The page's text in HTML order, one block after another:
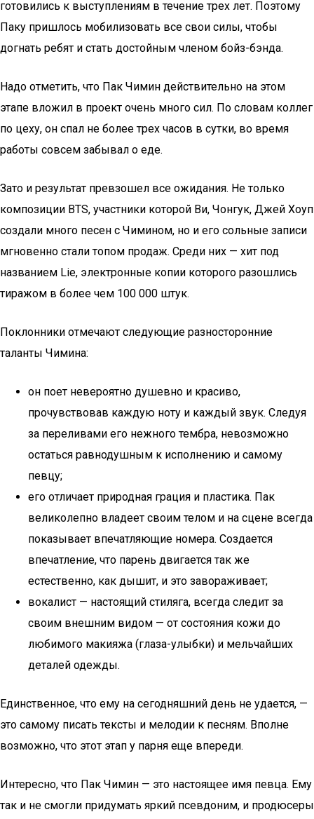
готовились к выступлениям в течение трех лет. Поэтому
Паку пришлось мобилизовать все свои силы, чтобы
догнать ребят и стать достойным членом бойз-бэнда.
Надо отметить, что Пак Чимин действительно на этом
этапе вложил в проект очень много сил. По словам коллег
по цеху, он спал не более трех часов в сутки, во время
работы совсем забывал о еде.
Зато и результат превзошел все ожидания. Не только
композиции BTS, участники которой Ви, Чонгук, Джей Хоуп
создали много песен с Чимином, но и его сольные записи
мгновенно стали топом продаж. Среди них — хит под
названием Lie, электронные копии которого разошлись
тиражом в более чем 100 000 штук.
Поклонники отмечают следующие разносторонние
таланты Чимина:
он поет невероятно душевно и красиво,
прочувствовав каждую ноту и каждый звук. Следуя
за переливами его нежного тембра, невозможно
остаться равнодушным к исполнению и самому
певцу;
его отличает природная грация и пластика. Пак
великолепно владеет своим телом и на сцене всегда
показывает впечатляющие номера. Создается
впечатление, что парень двигается так же
естественно, как дышит, и это завораживает;
вокалист — настоящий стиляга, всегда следит за
своим внешним видом — от состояния кожи до
любимого макияжа (глаза-улыбки) и мельчайших
деталей одежды.
Единственное, что ему на сегодняшний день не удается, —
это самому писать тексты и мелодии к песням. Вполне
возможно, что этот этап у парня еще впереди.
Интересно, что Пак Чимин — это настоящее имя певца. Ему
так и не смогли придумать яркий псевдоним, и продюсеры